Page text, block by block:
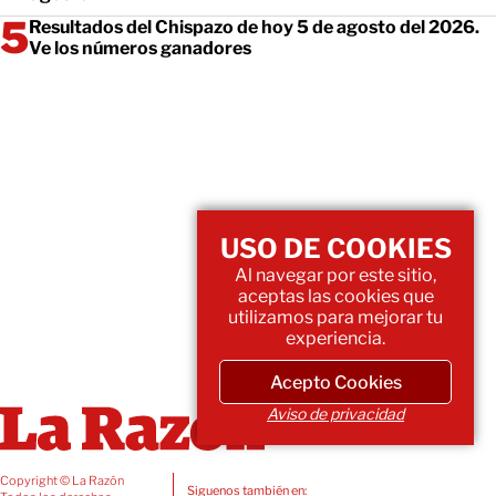
Resultados del Chispazo de hoy 5 de agosto del 2026.
Ve los números ganadores
Copyright © La Razón
Siguenos también en:
USO DE COOKIES
Al navegar por este sitio,
aceptas las cookies que
utilizamos para mejorar tu
experiencia.
Acepto Cookies
Aviso de privacidad